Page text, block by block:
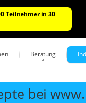
Teilnehmer in 30
Beratung
bei